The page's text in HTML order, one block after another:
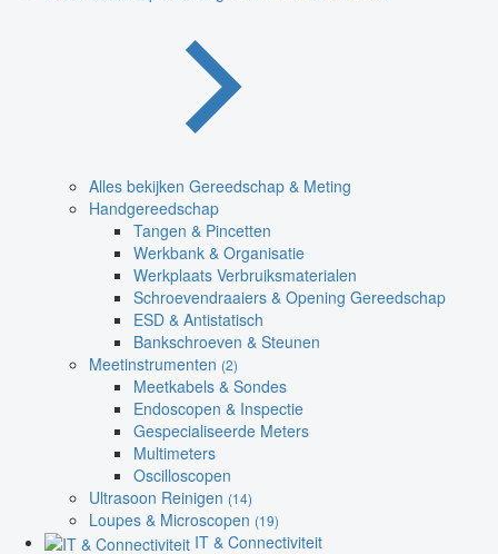
Alles bekijken Gereedschap & Meting
Handgereedschap
Tangen & Pincetten
Werkbank & Organisatie
Werkplaats Verbruiksmaterialen
Schroevendraaiers & Opening Gereedschap
ESD & Antistatisch
Bankschroeven & Steunen
Meetinstrumenten (2)
Meetkabels & Sondes
Endoscopen & Inspectie
Gespecialiseerde Meters
Multimeters
Oscilloscopen
Ultrasoon Reinigen (14)
Loupes & Microscopen (19)
IT & Connectiviteit